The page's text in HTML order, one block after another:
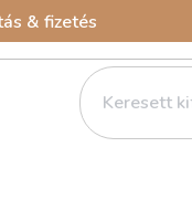
& fizetés